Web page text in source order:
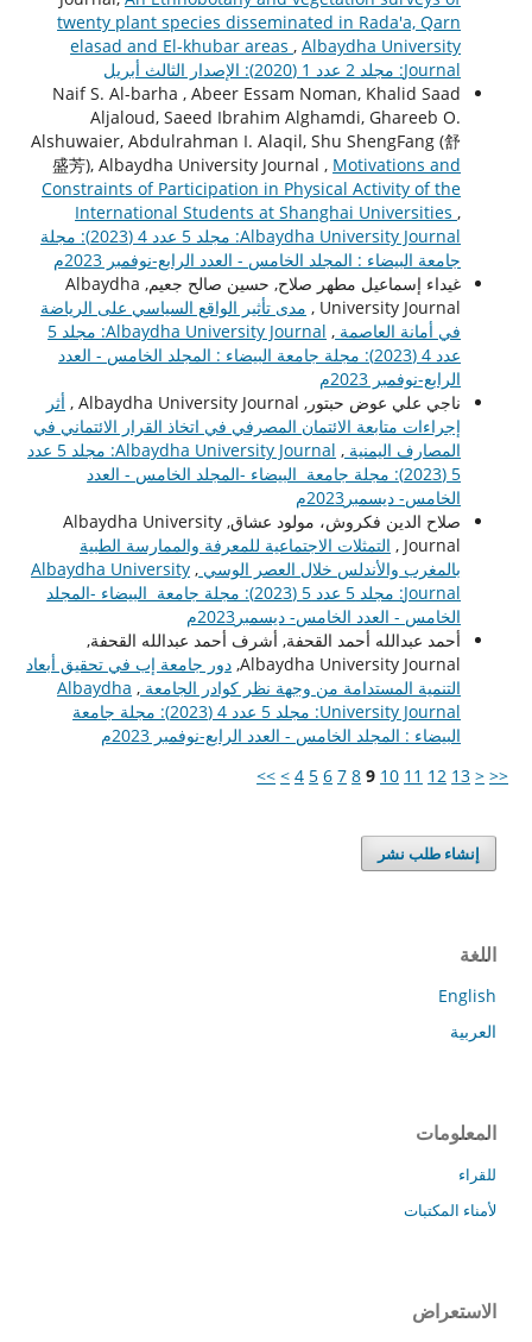
twenty plant species disseminated in Rada'a, Qarn
elasad and El-khubar areas,Albaydha University
Journal: مجلد 2 عدد 1 (2020): الإصدار الثالث أبريل
Naif S. Al-barha , Abeer Essam Noman, Khalid Saad
Aljaloud, Saeed Ibrahim Alghamdi, Ghareeb O.
Alshuwaier, Abdulrahman I. Alaqil, Shu ShengFang (舒
盛芳), Albaydha University Journal , Motivations and
Constraints of Participation in Physical Activity of the
International Students at Shanghai Universities,
Albaydha University Journal: مجلد 5 عدد 4 (2023): مجلة
جامعة البيضاء : المجلد الخامس - العدد الرابع-نوفمبر 2023م
غيداء إسماعيل مطهر صلاح, حسين صالح جعيم, Albaydha
University Journal ,
مدى تأثير الواقع السياسي على الرياضة
في أمانة العاصمة ,
Albaydha University Journal: مجلد 5
عدد 4 (2023): مجلة جامعة البيضاء : المجلد الخامس - العدد
الرابع-نوفمبر 2023م
ناجي علي عوض حبتور, Albaydha University Journal ,
أثر
إجراءات متابعة الائتمان المصرفي في اتخاذ القرار الائتماني في
المصارف اليمنية ,
Albaydha University Journal: مجلد 5 عدد
5 (2023): مجلة جامعة البيضاء -المجلد الخامس - العدد
الخامس- ديسمبر2023م
صلاح الدين فكروش، مولود عشاق, Albaydha University
Journal ,
التمثلات الاجتماعية للمعرفة والممارسة الطبية
بالمغرب والأندلس خلال العصر الوسي ,
Albaydha University
Journal: مجلد 5 عدد 5 (2023): مجلة جامعة البيضاء -المجلد
الخامس - العدد الخامس- ديسمبر2023م
أحمد عبدالله أحمد القحفة, أشرف أحمد عبدالله القحفة,
Albaydha University Journal, دور جامعة إب في تحقيق أبعاد
التنمية المستدامة من وجهة نظر كوادر الجامعة ,
Albaydha
University Journal: مجلد 5 عدد 4 (2023): مجلة جامعة
البيضاء : المجلد الخامس - العدد الرابع-نوفمبر 2023م
<<
<
4 5 6 7 8 9 10 11 12 13
>
>>
إنشاء طلب نشر
اللغة
English
العربية
المعلومات
للقراء
لأمناء المكتبات
الاستعراض